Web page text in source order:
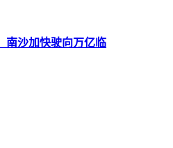
南沙加快驶向万亿临